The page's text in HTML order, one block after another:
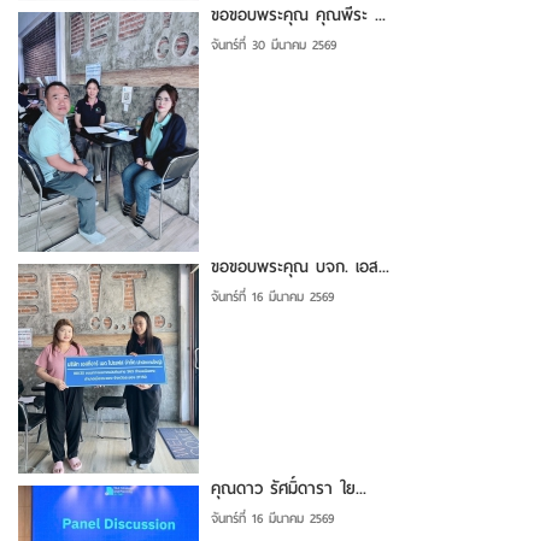
ขอขอบพระคุณ คุณพีระ ...
จันทร์ที่ 30 มีนาคม 2569
ขอขอบพระคุณ บจก. เอส...
จันทร์ที่ 16 มีนาคม 2569
คุณดาว รัศมิ์ดารา ใย...
จันทร์ที่ 16 มีนาคม 2569